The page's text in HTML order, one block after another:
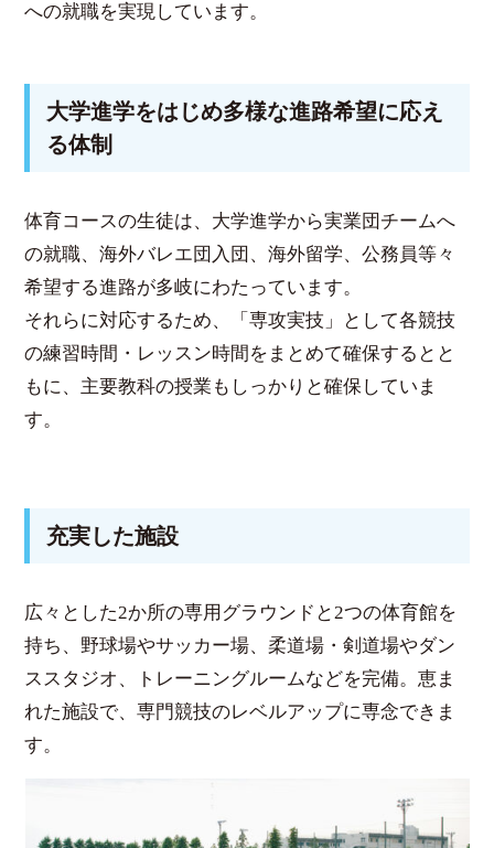
への就職を実現しています。
大学進学をはじめ多様な進路希望に応え
る体制
体育コースの生徒は、大学進学から実業団チームへ
の就職、海外バレエ団入団、海外留学、公務員等々
希望する進路が多岐にわたっています。
それらに対応するため、「専攻実技」として各競技
の練習時間・レッスン時間をまとめて確保するとと
もに、主要教科の授業もしっかりと確保していま
す。
充実した施設
広々とした2か所の専用グラウンドと2つの体育館を
持ち、野球場やサッカー場、柔道場・剣道場やダン
ススタジオ、トレーニングルームなどを完備。恵ま
れた施設で、専門競技のレベルアップに専念できま
す。